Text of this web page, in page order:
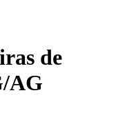
de
AG